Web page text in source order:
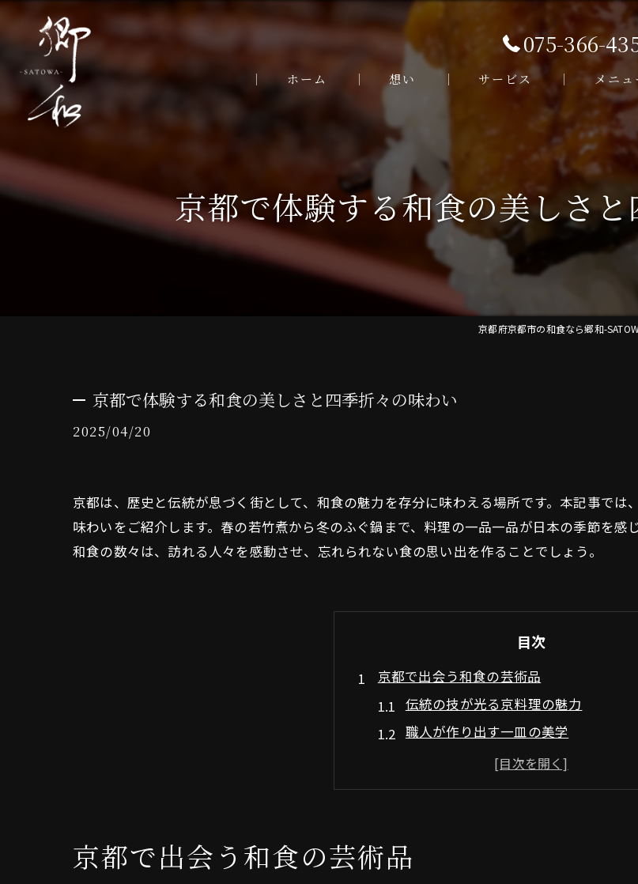
075-366-
ホーム 想い サービス
お客様の声
メニュ
ランチメニ
ディナーメ
京都で体験する和食の美しさ
京都府京都市の和食なら郷和-
京都で体験する和食の美しさと四季折々の味わい
2025/04/20
京都は、歴史と伝統が息づく街として、和食の魅力を存分に味わえる場所です。本記事で
味わいをご紹介します。春の若竹煮から冬のふぐ鍋まで、料理の一品一品が日本の季節を
和食の数々は、訪れる人々を感動させ、忘れられない食の思い出を作ることでしょう。
目次
京都で出会う和食の芸術品
伝統の技が光る京料理の魅力
職人が作り出す一皿の美学
和食の美しさと味覚のハーモニー
京都特有の食材とその活用法
懐石料理で堪能する繊細な味わい
四季折々の和食で京都を堪能する
京都で出会う和食の芸術品